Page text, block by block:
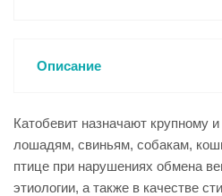
Описание
Катобевит назначают крупному
лошадям, свиньям, собакам,
птице при нарушениях обмена
этиологии, а также в качестве